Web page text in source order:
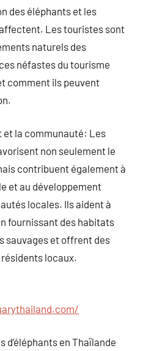
des éléphants et les
Les touristes sont
naturels des
néfastes du tourisme
comment ils peuvent
et la communauté: Les
non seulement le
contribuent également à
et au développement
locales. Ils aident à
fournissant des habitats
sauvages et offrent des
résidents locaux.
d’éléphants en Thaïlande